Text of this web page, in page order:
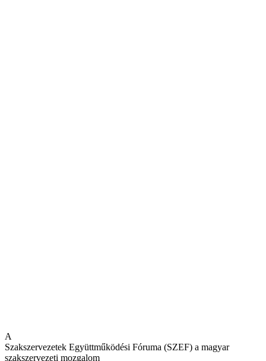
A
Szakszervezetek Együttműködési Fóruma (SZEF) a magyar
szakszervezeti mozgalom